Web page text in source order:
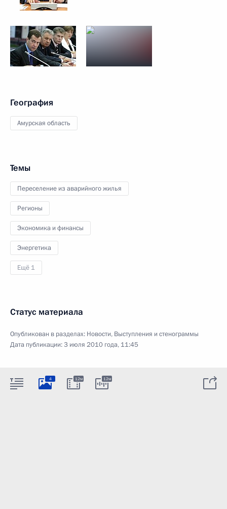
География
Амурская область
Темы
Переселение из аварийного жилья
Регионы
Экономика и финансы
Энергетика
Ещё 1
Статус материала
Опубликован в разделах: Новости, Выступления и стенограммы
Дата публикации:3 июля 2010 года, 11:45
4 12м 12м